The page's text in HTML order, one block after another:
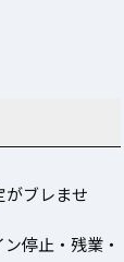
がブレませ
停止・残業・